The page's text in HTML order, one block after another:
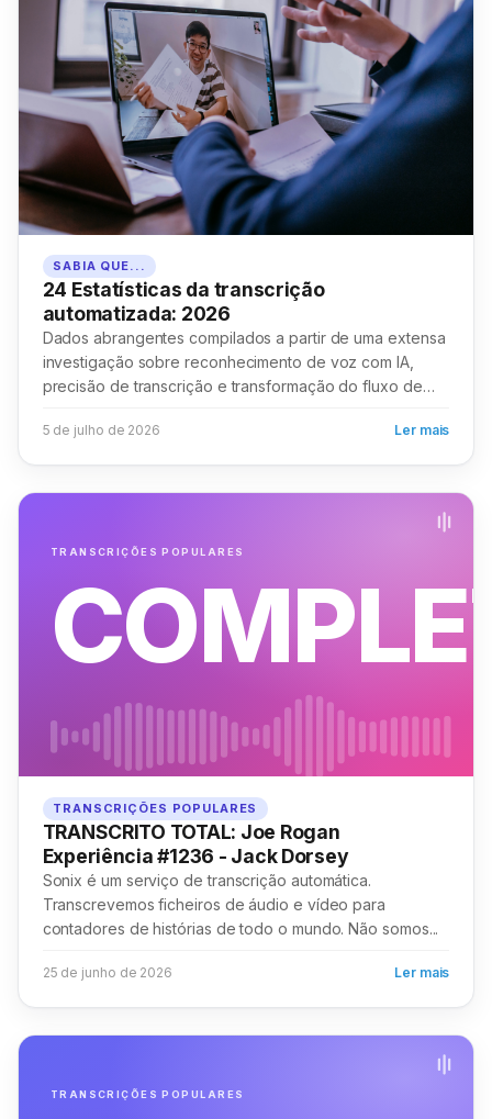
SABIA QUE...
24 Estatísticas da transcrição
automatizada: 2026
Dados abrangentes compilados a partir de uma extensa
investigação sobre reconhecimento de voz com IA,
precisão de transcrição e transformação do fluxo de
5 de julho de 2026 Ler mais
TRANSCRIÇÕES POPULARES
TRANSCRIÇÕES POPULARES
TRANSCRITO TOTAL: Joe Rogan
Experiência #1236 - Jack Dorsey
Sonix é um serviço de transcrição automática.
Transcrevemos ficheiros de áudio e vídeo para
contadores de histórias de todo o mundo. Não somos...
25 de junho de 2026 Ler mais
TRANSCRIÇÕES POPULARES